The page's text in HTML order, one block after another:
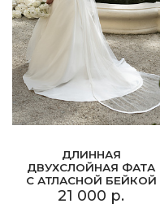
ДЛИННАЯ
ДВУХСЛОЙНАЯ ФАТА
С АТЛАСНОЙ БЕЙКОЙ
21 000 р.